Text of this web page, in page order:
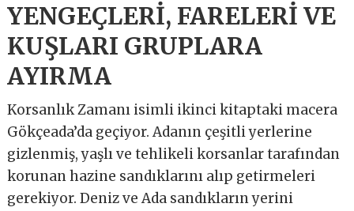
YENGEÇLERİ, FARELERİ VE
KUŞLARI GRUPLARA
AYIRMA
Korsanlık Zamanı isimli ikinci kitaptaki macera
Gökçeada’da geçiyor. Adanın çeşitli yerlerine
gizlenmiş, yaşlı ve tehlikeli korsanlar tarafından
korunan hazine sandıklarını alıp getirmeleri
gerekiyor. Deniz ve Ada sandıkların yerini